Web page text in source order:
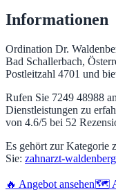
Informationen
Ordination Dr.
Bad Schallerbach,
Postleitzahl 4701 und
Rufen Sie 7249 48988
Dienstleistungen zu
von 4.6/5 bei 52
Es gehört zur Kategorie
Sie: zahnarzt-
🔥 Angebot ansehen🗺️